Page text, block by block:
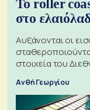
Το roller
στο
Αυξάνονται οι
στοιχεία του
Ανθή Γεωργίου